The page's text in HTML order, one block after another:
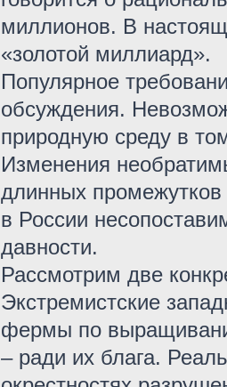
миллионов. В
«золотой миллиард».
Популярное
обсуждения.
природную среду в
Изменения
длинных
в России
давности.
Рассмотрим две
Экстремистские
фермы по
– ради их блага.